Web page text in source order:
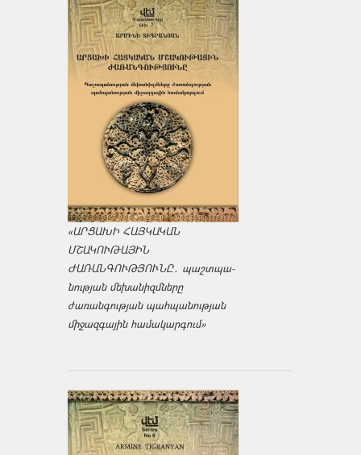
«ԱՐՑԱԽԻ ՀԱՅԿԱԿԱՆ
ՄՇԱԿՈՒԹԱՅԻՆ
ԺԱՌԱՆԳՈՒԹՅՈՒՆԸ․ պաշտպա­
նության մեխանիզմները
ժառանգության պահպանության
միջազ­գային համակարգում»